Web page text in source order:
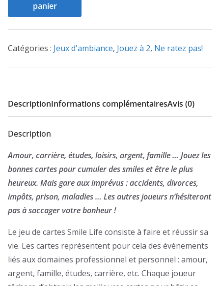
Smile
life
nouvelle
version
panier
Catégories : Jeux d'ambiance, Jouez à 2, Ne ratez pas!
DescriptionInformations complémentairesAvis (0)
Description
Amour, carrière, études, loisirs, argent, famille … Jouez les
bonnes cartes pour cumuler des smiles et être le plus
heureux. Mais gare aux imprévus : accidents, divorces,
impôts, prison, maladies … Les autres joueurs n’hésiteront
pas à saccager votre bonheur !
Le jeu de cartes Smile Life consiste à faire et réussir sa
vie. Les cartes représentent pour cela des événements
liés aux domaines professionnel et personnel : amour,
argent, famille, études, carrière, etc. Chaque joueur